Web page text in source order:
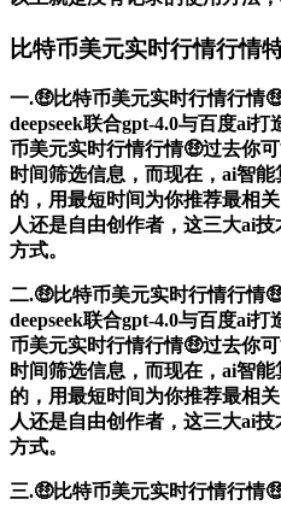
比特币美元实时行情行情
一.🤑比特币美元实时行情行情
deepseek联合gpt-4.0与百度ai
币美元实时行情行情🤑过去你
时间筛选信息，而现在，ai智
的，用最短时间为你推荐最相
人还是自由创作者，这三大ai
方式。
二.🤑比特币美元实时行情行情
deepseek联合gpt-4.0与百度ai
币美元实时行情行情🤑过去你
时间筛选信息，而现在，ai智
的，用最短时间为你推荐最相
人还是自由创作者，这三大ai
方式。
三.🤑比特币美元实时行情行情